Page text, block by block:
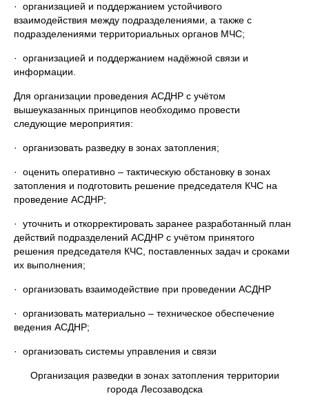
· организацией и поддержанием устойчивого
взаимодействия между подразделениями, а также с
подразделениями территориальных органов МЧС;
· организацией и поддержанием надёжной связи и
информации.
Для организации проведения АСДНР с учётом
вышеуказанных принципов необходимо провести
следующие мероприятия:
· организовать разведку в зонах затопления;
· оценить оперативно – тактическую обстановку в зонах
затопления и подготовить решение председателя КЧС на
проведение АСДНР;
· уточнить и откорректировать заранее разработанный план
действий подразделений АСДНР с учётом принятого
решения председателя КЧС, поставленных задач и сроками
их выполнения;
· организовать взаимодействие при проведении АСДНР
· организовать материально – техническое обеспечение
ведения АСДНР;
· организовать системы управления и связи
Организация разведки в зонах затопления территории
города Лесозаводска